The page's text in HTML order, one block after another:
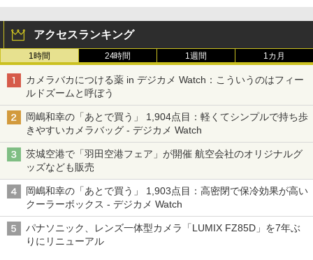
アクセスランキング
1時間 24時間 1週間 1カ月
カメラバカにつける薬 in デジカメ Watch：こういうのはフィー
ルドズームと呼ぼう
岡嶋和幸の「あとで買う」 1,904点目：軽くてシンプルで持ち歩
きやすいカメラバッグ - デジカメ Watch
茨城空港で「羽田空港フェア」が開催 航空会社のオリジナルグ
ッズなども販売
岡嶋和幸の「あとで買う」 1,903点目：高密閉で保冷効果が高い
クーラーボックス - デジカメ Watch
パナソニック、レンズ一体型カメラ「LUMIX FZ85D」を7年ぶ
りにリニューアル